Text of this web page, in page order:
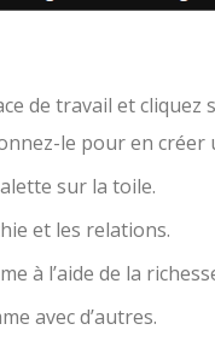
de travail et cliquez
le pour en créer
sur la toile.
et les relations.
à l’aide de la
avec d’autres.